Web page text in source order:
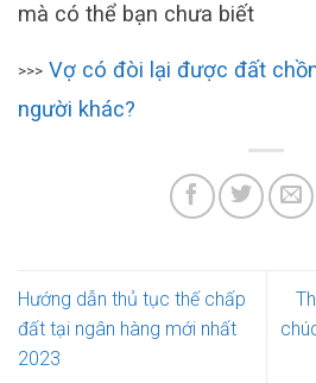
mà có thể bạn chưa biết
>>> Vợ có đòi lại được đất
người khác?
Hướng dẫn thủ tục thế chấp
đất tại ngân hàng mới nhất
2023